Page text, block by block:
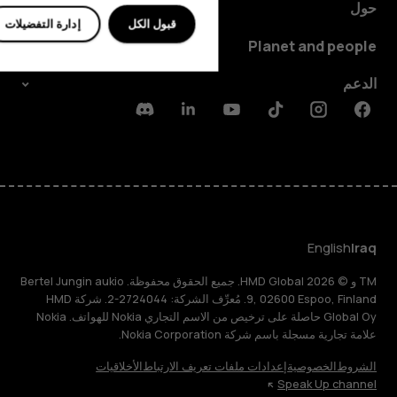
حول
Planet and people
الدعم
Facebook
Instagram
Tiktok
Youtube
Linkedin
Discord
Iraq
English
TM و © 2026 HMD Global. جميع الحقوق محفوظة. Bertel Jungin aukio
9, 02600 Espoo, Finland. مُعرِّف الشركة: 2724044-2. شركة HMD
Global Oy حاصلة على ترخيص من الاسم التجاري Nokia للهواتف. Nokia
علامة تجارية مسجلة باسم شركة Nokia Corporation.
الشروطالخصوصيةإعدادات ملفات تعريف الارتباطالأخلاقيات
Speak Up channel
إدارة التفضيلات قبول الكل